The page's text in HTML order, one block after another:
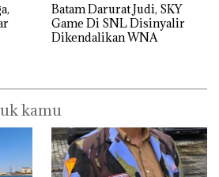
Batam Darurat Judi, SKY
Game Di SNL Disinyalir
Dikendalikan WNA
kamu